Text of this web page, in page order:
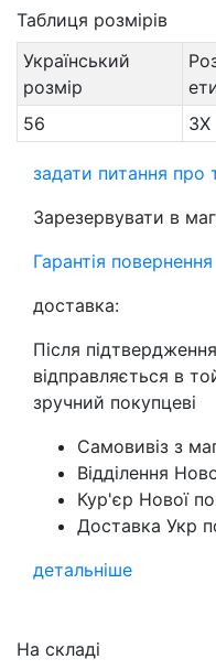
Таблиця розмірів
Український
розмір
56 3X
задати питання про
Зарезервувати в
Гарантія повернення
доставка:
Після
відправляється в
зручний покупцеві
Самовивіз з
Відділення
Кур'єр Нової
Доставка Укр
детальніше
На складі